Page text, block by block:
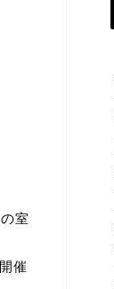
室
催